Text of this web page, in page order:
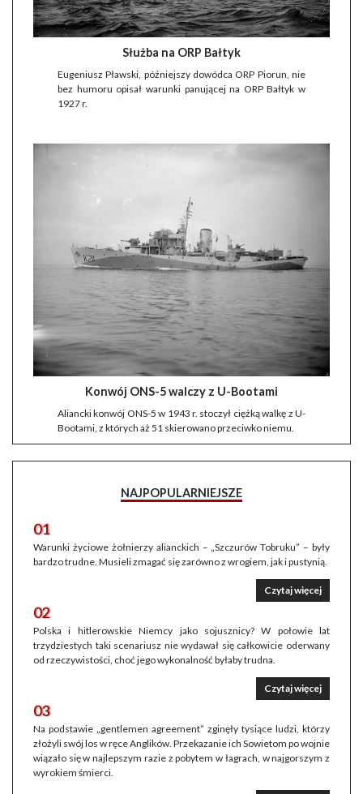
Służba na ORP Bałtyk
Eugeniusz Pławski, późniejszy dowódca ORP Piorun, nie
bez humoru opisał warunki panującej na ORP Bałtyk w
1927 r.
Konwój ONS-5 walczy z U-Bootami
Aliancki konwój ONS-5 w 1943 r. stoczył ciężką walkę z U-
Bootami, z których aż 51 skierowano przeciwko niemu.
NAJPOPULARNIEJSZE
01
Warunki życiowe żołnierzy alianckich – „Szczurów Tobruku” – były
bardzo trudne. Musieli zmagać się zarówno z wrogiem, jak i pustynią.
Czytaj więcej
02
Polska i hitlerowskie Niemcy jako sojusznicy? W połowie lat
trzydziestych taki scenariusz nie wydawał się całkowicie oderwany
od rzeczywistości, choć jego wykonalność byłaby trudna.
Czytaj więcej
03
Na podstawie „gentlemen agreement” zginęły tysiące ludzi, którzy
złożyli swój los w ręce Anglików. Przekazanie ich Sowietom po wojnie
wiązało się w najlepszym razie z pobytem w łagrach, w najgorszym z
wyrokiem śmierci.